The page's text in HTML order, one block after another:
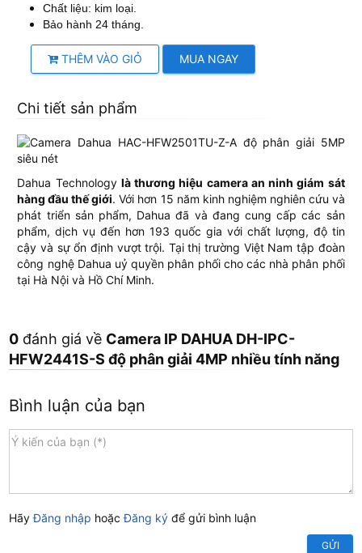
Chất liệu: kim loại.
Bảo hành 24 tháng.
THÊM VÀO GIỎ MUA NGAY
Chi tiết sản phẩm
Dahua Technology là thương hiệu camera an ninh giám sát
hàng đầu thế giới. Với hơn 15 năm kinh nghiệm nghiên cứu và
phát triển sản phẩm, Dahua đã và đang cung cấp các sản
phẩm, dịch vụ đến hơn 193 quốc gia với chất lượng, độ tin
cậy và sự ổn định vượt trội. Tại thị trường Việt Nam tập đoàn
công nghệ Dahua uỷ quyền phân phối cho các nhà phân phối
tại Hà Nội và Hồ Chí Minh.
0 đánh giá về Camera IP DAHUA DH-IPC-
HFW2441S-S độ phân giải 4MP nhiều tính năng
Bình luận của bạn
HãyĐăng nhập hoặcĐăng ký để gửi bình luận
GỬI